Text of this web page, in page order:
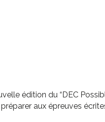
édition du “DEC
aux épreuves